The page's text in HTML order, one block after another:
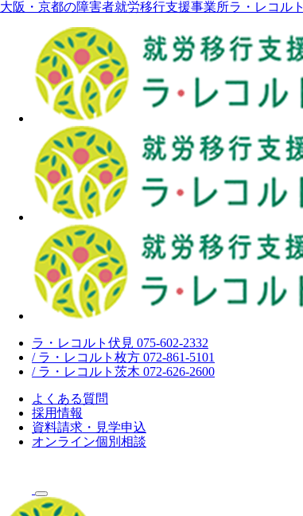
大阪・京都の障害者就労移行支援事業所ラ・レコルト
ラ・レコルト伏見 075-602-2332
/ ラ・レコルト枚方 072-861-5101
/ ラ・レコルト茨木 072-626-2600
よくある質問
採用情報
資料請求・見学申込
オンライン個別相談